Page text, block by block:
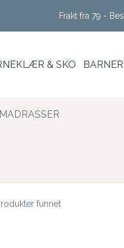
Frakt fra 79 -
& SKO
MADRASSER
funnet